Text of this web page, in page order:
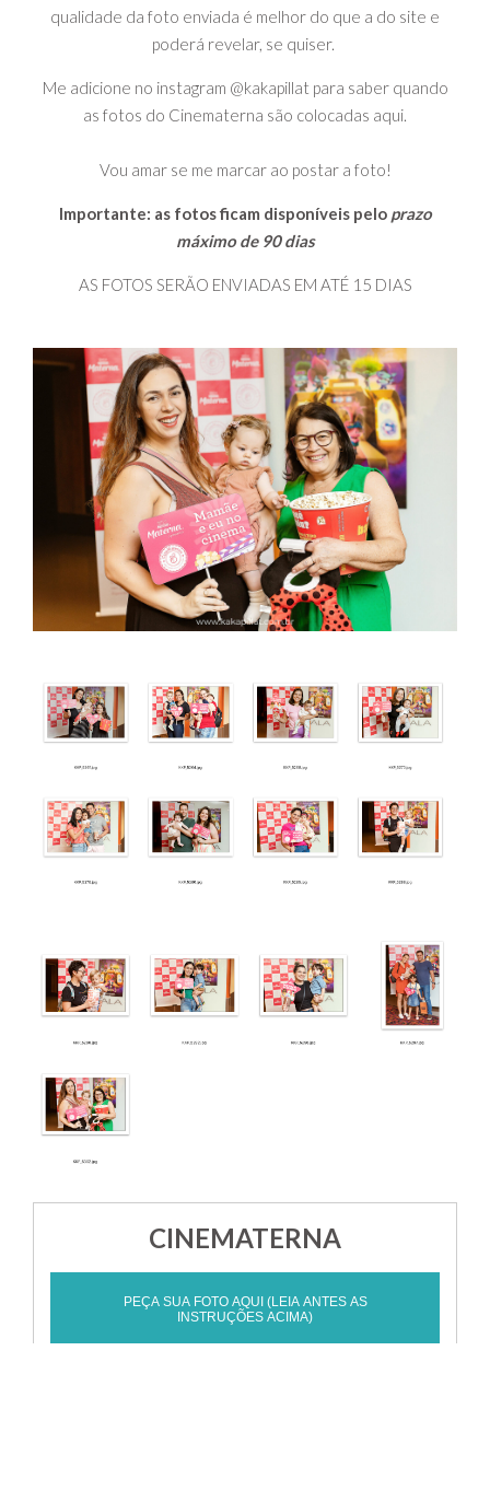
qualidade da foto enviada é melhor do que a do site e
poderá revelar, se quiser.
Me adicione no instagram @kakapillat para saber quando
as fotos do Cinematerna são colocadas aqui.
Vou amar se me marcar ao postar a foto!
Importante: as fotos ficam disponíveis peloprazo
máximo de 90 dias
AS FOTOS SERÃO ENVIADAS EM ATÉ 15 DIAS
CINEMATERNA
PEÇA SUA FOTO AQUI (LEIA ANTES AS
INSTRUÇÕES ACIMA)